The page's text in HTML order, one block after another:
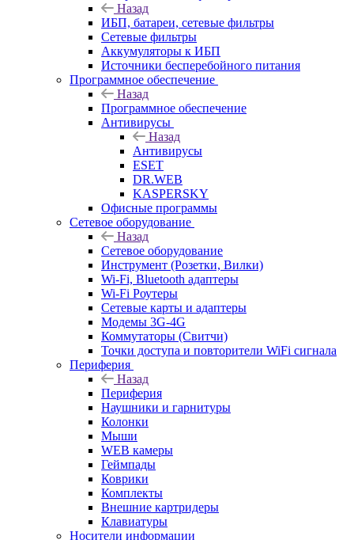
Назад
ИБП, батареи, сетевые фильтры
Сетевые фильтры
Аккумуляторы к ИБП
Источники бесперебойного питания
Программное обеспечение
Назад
Программное обеспечение
Антивирусы
Назад
Антивирусы
ESET
DR.WEB
KASPERSKY
Офисные программы
Сетевое оборудование
Назад
Сетевое оборудование
Инструмент (Розетки, Вилки)
Wi-Fi, Bluetooth адаптеры
Wi-Fi Роутеры
Сетевые карты и адаптеры
Модемы 3G-4G
Коммутаторы (Свитчи)
Точки доступа и повторители WiFi сигнала
Периферия
Назад
Периферия
Наушники и гарнитуры
Колонки
Мыши
WEB камеры
Геймпады
Коврики
Комплекты
Внешние картридеры
Клавиатуры
Носители информации